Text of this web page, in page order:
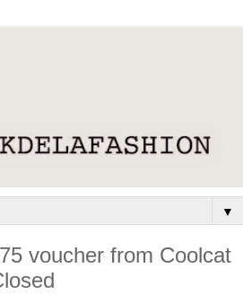
▼
voucher from Coolcat